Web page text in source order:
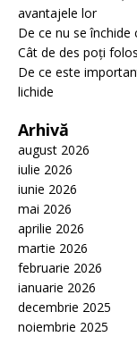
avantajele lor
De ce nu se
Cât de des poți
De ce este
lichide
Arhivă
august 2026
iulie 2026
iunie 2026
mai 2026
aprilie 2026
martie 2026
februarie 2026
ianuarie 2026
decembrie 2025
noiembrie 2025